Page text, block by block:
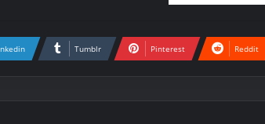
Tumblr Pinterest Reddit